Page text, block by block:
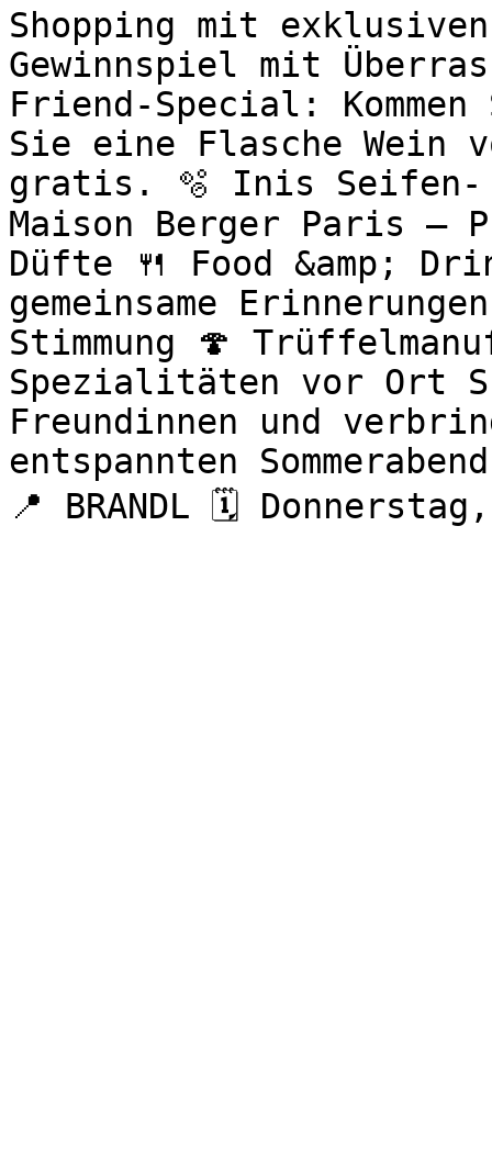
Shopping mit
Gewinnspiel mit
Friend-Special:
Sie eine Flasche Wein
gratis. 🫧 Inis Seifen-
Maison Berger Paris –
Düfte 🍴 Food &amp;
gemeinsame
Stimmung 🍄
Spezialitäten vor Ort
Freundinnen und
entspannten